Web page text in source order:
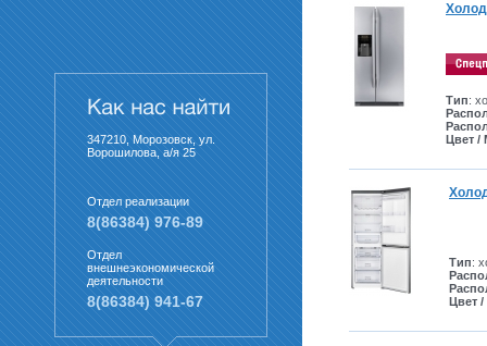
347210, Морозовск, ул.
Ворошилова, а/я 25
Отдел реализации
8(86384) 976-89
Отдел
внешнеэкономической
деятельности
8(86384) 941-67
Тип:
Цвет /
Тип:
Цвет